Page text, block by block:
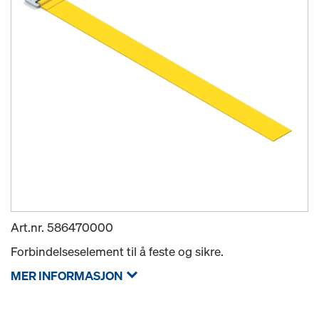
Art.nr. 586470000
Forbindelseselement til å feste og sikre.
MER INFORMASJON